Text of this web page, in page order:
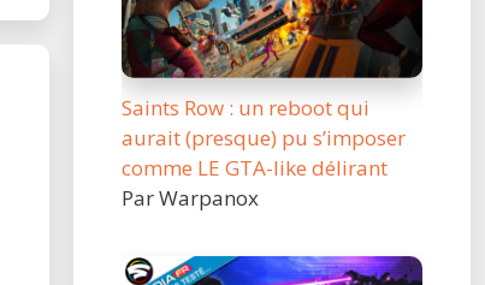
Saints Row : un reboot qui
aurait (presque) pu s’imposer
comme LE GTA-like délirant
Par Warpanox